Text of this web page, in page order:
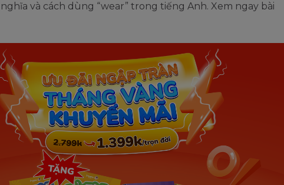
và cách dùng “wear” trong tiếng Anh. Xem ngay bài